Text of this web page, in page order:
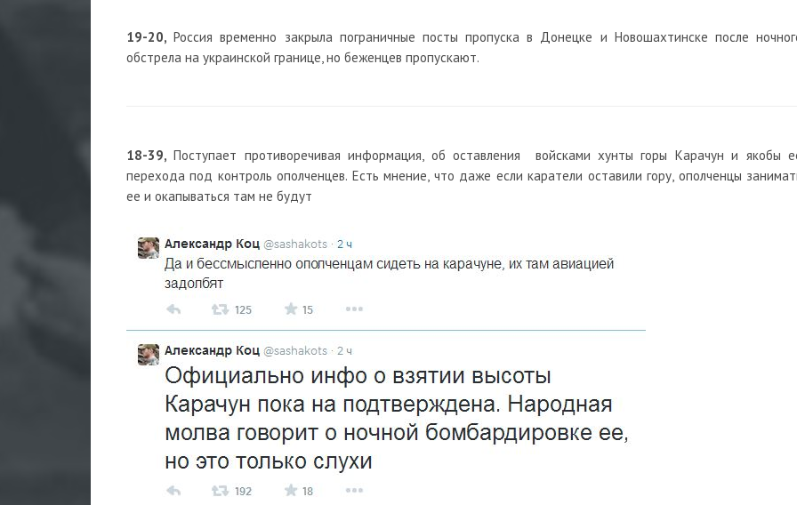
19-20,Россия временно закрыла пограничные посты пропуска в Донецке и Новошахтинске после
обстрела на украинской границе, но беженцев пропускают.
18-39,Поступает противоречивая информация, об оставления войсками хунты горы Карачун и якобы
перехода под контроль ополченцев. Есть мнение, что даже если каратели оставили гору, ополченцы
ее и окапываться там не будут